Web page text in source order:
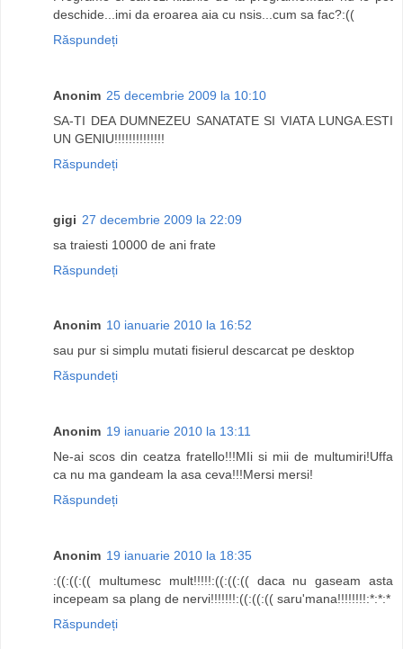
deschide...imi da eroarea aia cu nsis...cum sa fac?:((
Răspundeți
Anonim 25 decembrie 2009 la 10:10
SA-TI DEA DUMNEZEU SANATATE SI VIATA LUNGA.ESTI
UN GENIU!!!!!!!!!!!!!!
Răspundeți
gigi 27 decembrie 2009 la 22:09
sa traiesti 10000 de ani frate
Răspundeți
Anonim 10 ianuarie 2010 la 16:52
sau pur si simplu mutati fisierul descarcat pe desktop
Răspundeți
Anonim 19 ianuarie 2010 la 13:11
Ne-ai scos din ceatza fratello!!!MIi si mii de multumiri!Uffa
ca nu ma gandeam la asa ceva!!!Mersi mersi!
Răspundeți
Anonim 19 ianuarie 2010 la 18:35
:((:((:(( multumesc mult!!!!!:((:((:(( daca nu gaseam asta
incepeam sa plang de nervi!!!!!!!:((:((:(( saru'mana!!!!!!!!:*:*:*
Răspundeți